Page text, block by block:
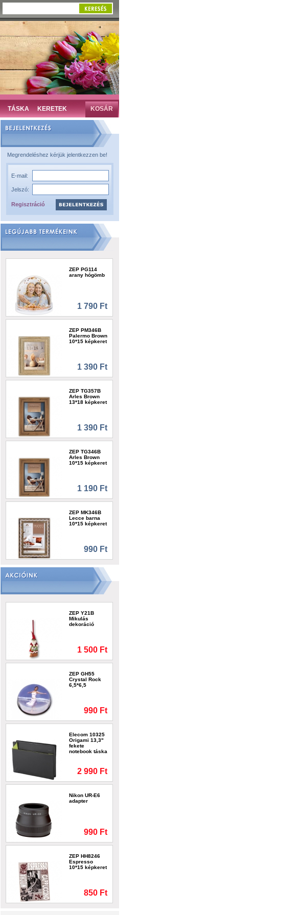
TÁSKA KERETEK KOSÁR
Megrendeléshez kérjük jelentkezzen be!
E-mail:
Jelszó:
Regisztráció
ZEP PG114
arany hógömb
1 790 Ft
ZEP PM346B
Palermo Brown
10*15 képkeret
1 390 Ft
ZEP TG357B
Arles Brown
13*18 képkeret
1 390 Ft
ZEP TG346B
Arles Brown
10*15 képkeret
1 190 Ft
ZEP MK346B
Lecce barna
10*15 képkeret
990 Ft
ZEP Y21B
Mikulás
dekoráció
1 500 Ft
ZEP GH55
Crystal Rock
6,5*6,5
990 Ft
Elecom 10325
Origami 13,3"
fekete
notebook táska
2 990 Ft
Nikon UR-E6
adapter
990 Ft
ZEP HH8246
Espresso
10*15 képkeret
850 Ft